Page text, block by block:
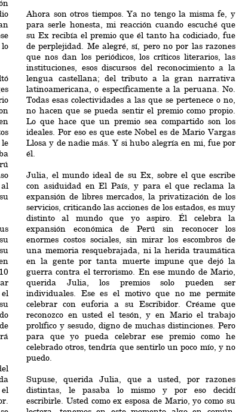
Ahora son otros tiempos. Ya no tengo la misma fe, y
para serle honesta, mi reacción cuando escuché que
su Ex recibía el premio que él tanto ha codiciado, fue
de perplejidad. Me alegré, sí, pero no por las razones
que nos dan los periódicos, los críticos literarios, las
instituciones, esos discursos del reconocimiento a la
lengua castellana; del tributo a la gran narrativa
latinoamericana, o específicamente a la peruana. No.
Todas esas colectividades a las que se pertenece o no,
no hacen que se pueda sentir el premio como propio.
Lo que hace que un premio sea compartido son los
ideales. Por eso es que este Nobel es de Mario Vargas
Llosa y de nadie más. Y si hubo alegría en mi, fue por
él.
Julia, el mundo ideal de su Ex, sobre el que escribe
con asiduidad en El País, y para el que reclama la
expansión de libres mercados, la privatización de los
servicios, criticando las acciones de los estados, es muy
distinto al mundo que yo aspiro. Él celebra la
expansión económica de Perú sin reconocer los
enormes costos sociales, sin mirar los escombros de
una memoria resquebrajada, ni la herida traumática
en la gente por tanta muerte impune que dejó la
guerra contra el terrorismo. En ese mundo de Mario,
querida Julia, los premios solo pueden ser
individuales. Ese es el motivo que no me permite
celebrar con euforia a su Escribidor. Créame que
reconozco en usted el tesón, y en Mario el trabajo
prolífico y sesudo, digno de muchas distinciones. Pero
para que yo pueda celebrar ese premio como he
celebrado otros, tendría que sentirlo un poco mío, y no
puedo.
Supuse, querida Julia, que a usted, por razones
distintas, le pasaba lo mismo y por eso decidí
escribirle. Usted como ex esposa de Mario, yo como su